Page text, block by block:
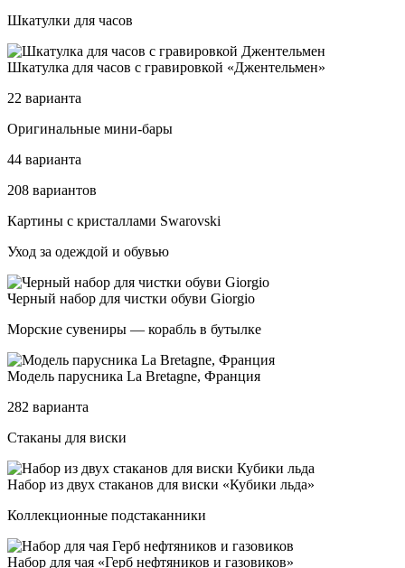
Шкатулки для часов
Шка­тул­ка для ча­сов с гра­ви­ров­кой «Джен­тель­мен»
22 варианта
Ори­ги­наль­ные ми­ни-ба­ры
44 варианта
208 вариантов
Кар­ти­ны с крис­тал­ла­ми Swa­rov­ski
Уход за одеждой и обувью
Чер­ный на­бор для чис­тки обу­ви Gior­gio
Морские сувениры — корабль в бутылке
Модель па­рус­ни­ка La Bre­tag­ne, Фран­ция
282 варианта
Стаканы для виски
Набор из двух ста­ка­нов для вис­ки «Куби­ки ль­да»
Коллекционные подстаканники
Набор для чая «Герб неф­тя­ни­ков и га­зо­ви­ков»